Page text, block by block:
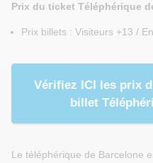
Prix du ticket Téléphérique
Prix billets : Visiteurs +13 /
Vérifiez ICI les prix
billet
Le téléphérique de Barcelone